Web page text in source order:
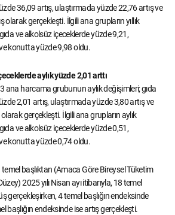
36,09 artış, ulaştırmada yüzde 22,76 artış ve
olarak gerçekleşti. İlgili ana grupların yıllık
ve alkolsüz içeceklerde yüzde 9,21,
konutta yüzde 9,98 oldu.
aylık yüzde 2,01 arttı
ana harcama grubunun aylık değişimleri; gıda
2,01 artış, ulaştırmada yüzde 3,80 artış ve
gerçekleşti. İlgili ana grupların aylık
ve alkolsüz içeceklerde yüzde 0,51,
konutta yüzde 0,74 oldu.
başlıktan (Amaca Göre Bireysel Tüketim
2025 yılı Nisan ayı itibarıyla, 18 temel
gerçekleşirken, 4 temel başlığın endeksinde
başlığın endeksinde ise artış gerçekleşti.